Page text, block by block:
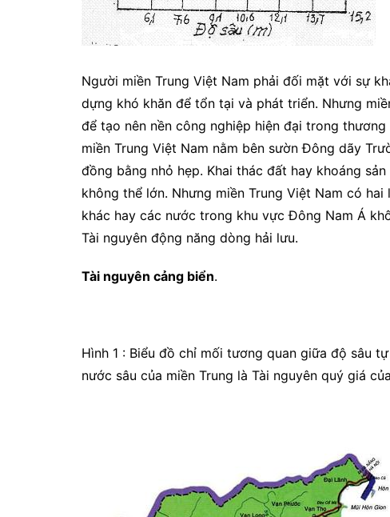
Người miền Trung Việt Nam phải đối mặt với sự
dựng khó khăn để tổn tại và phát triển. Nhưng
để tạo nên nền công nghiệp hiện đại trong
miền Trung Việt Nam nằm bên sườn Đông dãy
đồng bằng nhỏ hẹp. Khai thác đất hay khoáng
không thể lớn. Nhưng miền Trung Việt Nam có
khác hay các nước trong khu vực Đông Nam Á
Tài nguyên động năng dòng hải lưu.
Tài nguyên cảng biển.
Hình 1 : Biểu đồ chỉ mối tương quan giữa độ sâu
nước sâu của miền Trung là Tài nguyên quý giá